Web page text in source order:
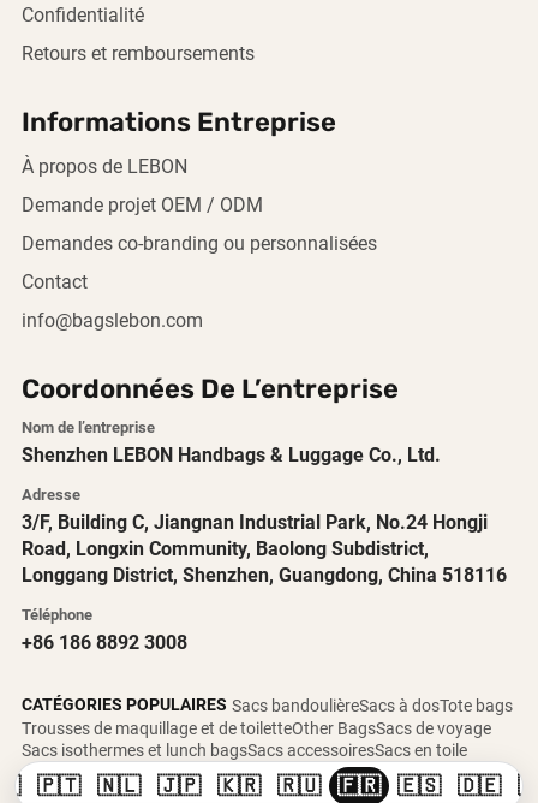
Confidentialité
Retours et remboursements
Informations Entreprise
À propos de LEBON
Demande projet OEM / ODM
Demandes co-branding ou personnalisées
Contact
info@bagslebon.com
Coordonnées De L’entreprise
Nom de l’entreprise
Shenzhen LEBON Handbags & Luggage Co., Ltd.
Adresse
3/F, Building C, Jiangnan Industrial Park, No.24 Hongji
Road, Longxin Community, Baolong Subdistrict,
Longgang District, Shenzhen, Guangdong, China 518116
Téléphone
+86 186 8892 3008
CATÉGORIES POPULAIRES Sacs bandoulièreSacs à dosTote bags
Trousses de maquillage et de toiletteOther BagsSacs de voyage
Sacs isothermes et lunch bagsSacs accessoiresSacs en toile
🇵🇹 🇳🇱 🇯🇵 🇰🇷 🇷🇺 🇫🇷 🇪🇸 🇩🇪